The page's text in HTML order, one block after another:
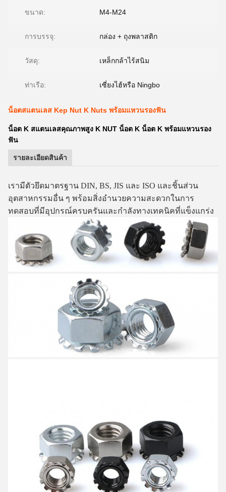
ขนาด: M4-M24
การบรรจุ: กล่อง + ถุงพลาสติก
วัสดุ: เหล็กกล้าไร้สนิม
ท่าเรือ: เซี่ยงไฮ้หรือ Ningbo
น็อตสแตนเลส Kep Nut K Nuts พร้อมแหวนรองฟัน
น็อต K สแตนเลสคุณภาพสูง K NUT น็อต K น็อต K พร้อมแหวนรอง
ฟัน
รายละเอียดสินค้า
เรามีตัวยึดมาตรฐาน DIN, BS, JIS และ ISO และชิ้นส่วน
อุตสาหกรรมอื่น ๆ พร้อมสิ่งอำนวยความสะดวกในการ
ทดสอบที่มีอุปกรณ์ครบครันและกำลังทางเทคนิคที่แข็งแกร่ง